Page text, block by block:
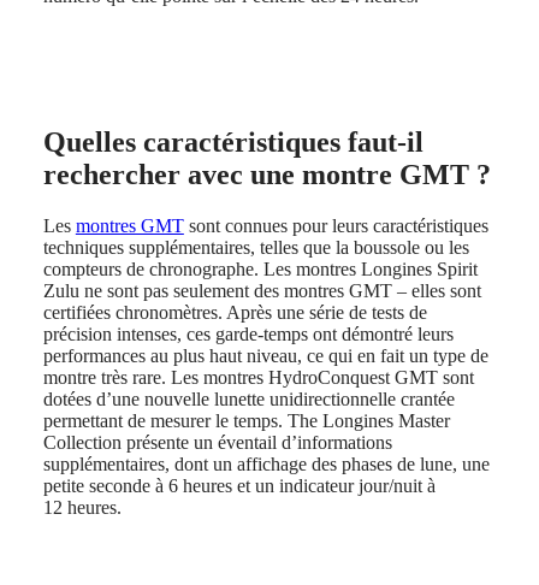
pour
Homme
Montres
Femme
Suggestions
Nouveautés
Toutes
les
montres
Montres
pour
Homme
Montres
pour
Svizzera
(It)
United
Türkiye
Quelles caractéristiques faut-il
rechercher avec une montre GMT ?
Les montres GMTsont connues pour leurs caractéristiques
techniques supplémentaires, telles que la boussole ou les
compteurs de chronographe. Les montres Longines Spirit
Zulu ne sont pas seulement des montres GMT – elles sont
certifiées chronomètres. Après une série de tests de
précision intenses, ces garde-temps ont démontré leurs
performances au plus haut niveau, ce qui en fait un type de
montre très rare. Les montres HydroConquest GMT sont
dotées d’une nouvelle lunette unidirectionnelle crantée
permettant de mesurer le temps. The Longines Master
Collection présente un éventail d’informations
supplémentaires, dont un affichage des phases de lune, une
petite seconde à 6 heures et un indicateur jour/nuit à
12 heures.